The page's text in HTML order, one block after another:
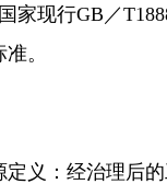
家现行GB／
。
定义：经治理后